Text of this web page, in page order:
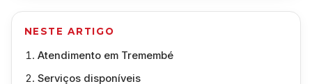
NESTE ARTIGO
Atendimento em Tremembé
Serviços disponíveis